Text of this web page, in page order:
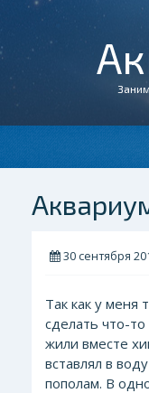
30 сентября
Так как у меня
сделать что-
жили вместе
вставлял в
пополам. В